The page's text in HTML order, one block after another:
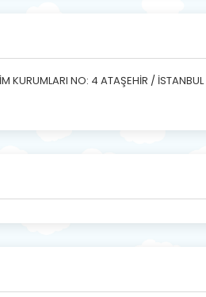
KURUMLARI NO: 4 ATAŞEHİR / İSTANBUL